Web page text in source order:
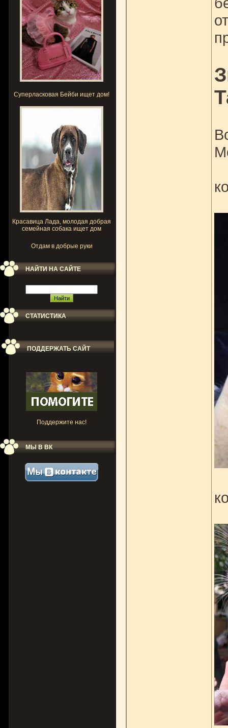
Суперласковая Бейби ищет дом!
Красавица Лада, молодая добрая
семейная собака ищет дом
Отдам в добрые руки
НАЙТИ НА САЙТЕ
СТАТИСТИКА
ПОДДЕРЖАТЬ САЙТ
Поддержите нас!
МЫ В ВК